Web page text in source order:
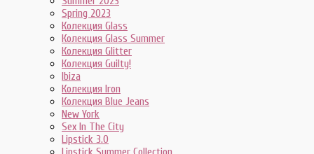
Spring 2023
Колекция Glass
Колекция Glass Summer
Колекция Glitter
Колекция Guilty!
Ibiza
Колекция Iron
Колекция Blue Jeans
New York
Sex In The City
Lipstick 3.0